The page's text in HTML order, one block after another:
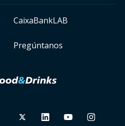
CaixaBankLAB
Pregúntanos